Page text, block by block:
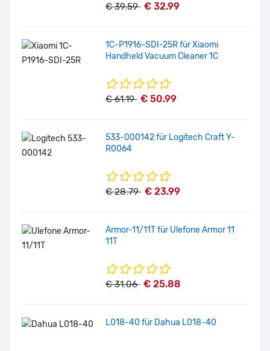
€ 39.59 € 32.99
1C-P1916-SDI-25R für Xiaomi
Handheld Vacuum Cleaner 1C
€ 61.19 € 50.99
533-000142 für Logitech Craft Y-
R0064
€ 28.79 € 23.99
Armor-11/11T für Ulefone Armor 11
11T
€ 31.06 € 25.88
L018-40 für Dahua L018-40